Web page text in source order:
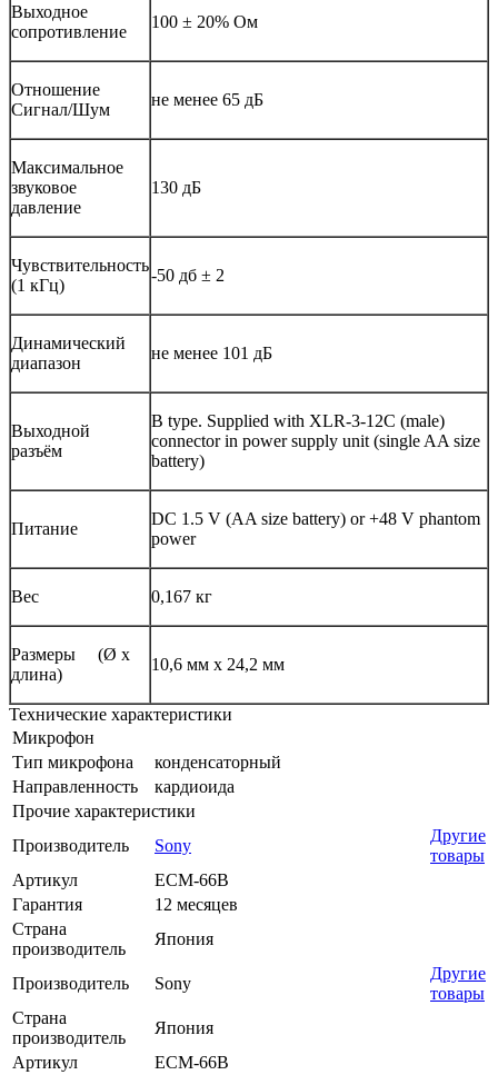
Выходное
сопротивление
100 ± 20% Ом
Отношение
Сигнал/Шум
не менее 65 дБ
Максимальное
звуковое
давление
130 дБ
Чувствительность
(1 кГц)
-50 дб ± 2
Динамический
диапазон
не менее 101 дБ
Выходной
разъём
B type. Supplied with XLR-3-12C (male)
connector in power supply unit (single AA size
battery)
Питание
DC 1.5 V (AA size battery) or +48 V phantom
power
Вес 0,167 кг
Размеры (Ø х
длина)
10,6 мм x 24,2 мм
Технические характеристики
Микрофон
Тип микрофона
конденсаторный
Направленность
кардиоида
Прочие характеристики
Производитель
Sony
Другие
товары
Артикул
ECM-66B
Гарантия
12 месяцев
Страна
производитель
Япония
Производитель Sony
Другие
товары
Страна
производитель
Япония
Артикул
ECM-66B